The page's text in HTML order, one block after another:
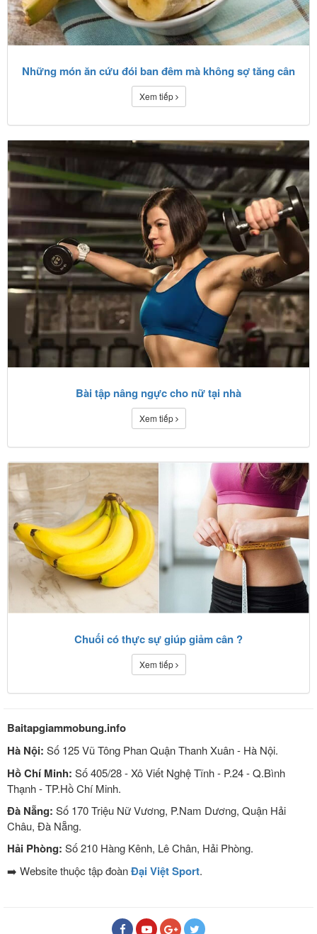
Những món ăn cứu đói ban đêm mà không sợ tăng cân
Xem tiếp
Bài tập nâng ngực cho nữ tại nhà
Xem tiếp
Chuối có thực sự giúp giảm cân ?
Xem tiếp
Baitapgiammobung.info
Hà Nội: Số 125 Vũ Tông Phan Quận Thanh Xuân - Hà Nội.
Hồ Chí Minh: Số 405/28 - Xô Viết Nghệ Tĩnh - P.24 - Q.Bình
Thạnh - TP.Hồ Chí Minh.
Đà Nẵng: Số 170 Triệu Nữ Vương, P.Nam Dương, Quận Hải
Châu, Đà Nẵng.
Hải Phòng: Số 210 Hàng Kênh, Lê Chân, Hải Phòng.
➡️ Website thuộc tập đoànĐại Việt Sport.